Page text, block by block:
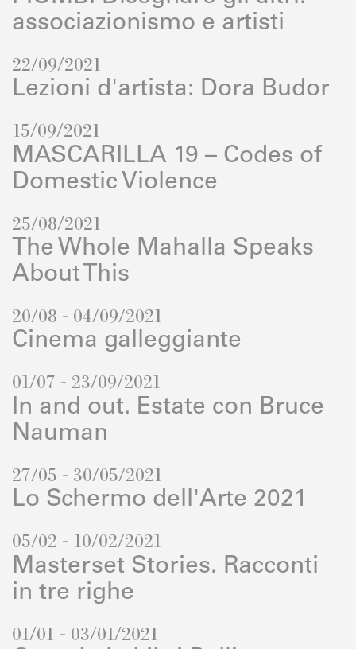
associazionismo e artisti
22/09/2021
Lezioni d'artista: Dora Budor
15/09/2021
MASCARILLA 19 – Codes of
Domestic Violence
25/08/2021
The Whole Mahalla Speaks
About This
20/08 - 04/09/2021
Cinema galleggiante
01/07 - 23/09/2021
In and out. Estate con Bruce
Nauman
27/05 - 30/05/2021
Lo Schermo dell'Arte 2021
05/02 - 10/02/2021
Masterset Stories. Racconti
in tre righe
01/01 - 03/01/2021